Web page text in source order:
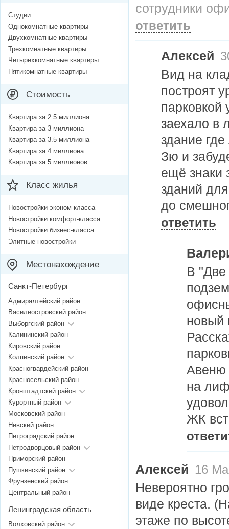
сотрудники
ответить
Алексей
Вид на
построят
заехало в
здание
Зю и
ещё знаки
зданий
до
ответить
В "Две
новый
Авеню
на
ЖК
Алексей 16
Невероятно
виде креста.
этаже по
Студии
Однокомнатные квартиры
Двухкомнатные квартиры
Трехкомнатные квартиры
Четырехкомнатные квартиры
Пятикомнатные квартиры
Стоимость
Квартира за 2.5 миллиона
Квартира за 3 миллиона
Квартира за 3.5 миллиона
Квартира за 4 миллиона
Квартира за 5 миллионов
Класс жилья
Новостройки эконом-класса
Новостройки комфорт-класса
Новостройки бизнес-класса
Элитные новостройки
Местонахождение
Санкт-Петербург
Адмиралтейский район
Василеостровский район
Выборгский район
Калининский район
Кировский район
Колпинский район
Красногвардейский район
Красносельский район
Кронштадтский район
Курортный район
Московский район
Невский район
Петроградский район
Петродворцовый район
Приморский район
Пушкинский район
Фрунзенский район
Центральный район
Ленинградская область
Волховский район